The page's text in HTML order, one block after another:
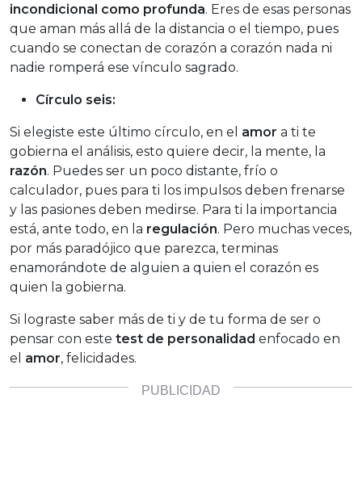
incondicional como profunda. Eres de esas personas
que aman más allá de la distancia o el tiempo, pues
cuando se conectan de corazón a corazón nada ni
nadie romperá ese vínculo sagrado.
Círculo seis:
Si elegiste este último círculo, en el amor a ti te
gobierna el análisis, esto quiere decir, la mente, la
razón. Puedes ser un poco distante, frío o
calculador, pues para ti los impulsos deben frenarse
y las pasiones deben medirse. Para ti la importancia
está, ante todo, en la regulación. Pero muchas veces,
por más paradójico que parezca, terminas
enamorándote de alguien a quien el corazón es
quien la gobierna.
Si lograste saber más de ti y de tu forma de ser o
pensar con este test de personalidad enfocado en
el amor, felicidades.